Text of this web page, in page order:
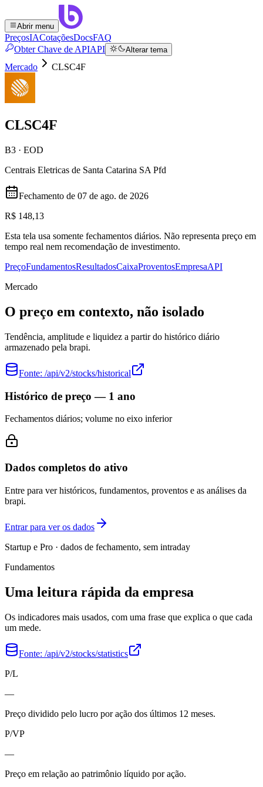
Abrir menu
PreçosIACotaçõesDocsFAQ
Obter Chave de APIAPI Alterar tema
Mercado CLSC4F
CLSC4F
B3 · EOD
Centrais Eletricas de Santa Catarina SA Pfd
Fechamento de 07 de ago. de 2026
R$ 148,13
Esta tela usa somente fechamentos diários. Não representa preço em
tempo real nem recomendação de investimento.
PreçoFundamentosResultadosCaixaProventosEmpresaAPI
Mercado
O preço em contexto, não isolado
Tendência, amplitude e liquidez a partir do histórico diário
armazenado pela brapi.
Fonte: /api/v2/stocks/historical
Histórico de preço — 1 ano
Fechamentos diários; volume no eixo inferior
Dados completos do ativo
Entre para ver históricos, fundamentos, proventos e as análises da
brapi.
Entrar para ver os dados
Startup e Pro · dados de fechamento, sem intraday
Fundamentos
Uma leitura rápida da empresa
Os indicadores mais usados, com uma frase que explica o que cada
um mede.
Fonte: /api/v2/stocks/statistics
P/L
—
Preço dividido pelo lucro por ação dos últimos 12 meses.
P/VP
—
Preço em relação ao patrimônio líquido por ação.